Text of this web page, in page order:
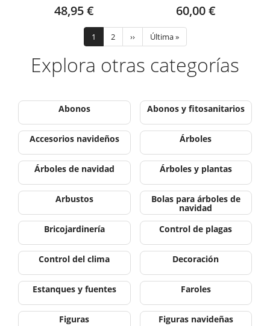
48,95 € 60,00 €
Página
actual
1 Page
2
Siguiente
página
››
Última
página
Última »
Explora otras categorías
Abonos Abonos y fitosanitarios
Accesorios navideños Árboles
Árboles de navidad Árboles y plantas
Arbustos Bolas para árboles de
navidad
Bricojardinería
Control de plagas
Control del clima Decoración
Estanques y fuentes Faroles
Figuras Figuras navideñas